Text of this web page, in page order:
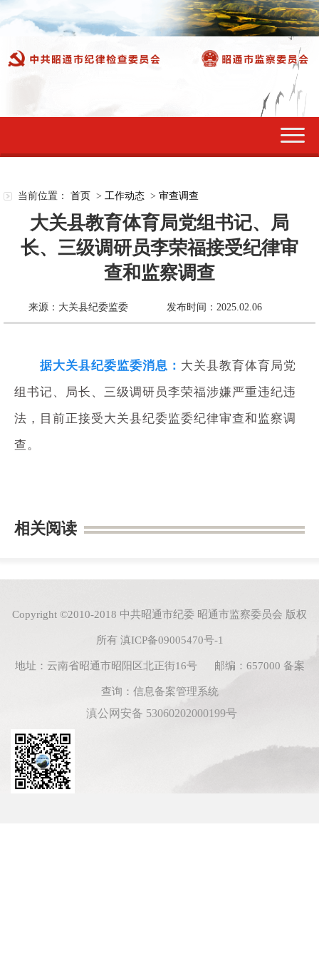
切
当前位置： 首页 > 工作动态 > 审查调查
大关县教育体育局党组书记、局
长、三级调研员李荣福接受纪律审
查和监察调查
来源：大关县纪委监委 发布时间：2025.02.06
据大关县纪委监委消息： 大关县教育体育局党
组书记、局长、三级调研员李荣福涉嫌严重违纪违
法，目前正接受大关县纪委监委纪律审查和监察调
查。
相关阅读
Copyright ©2010-2018 中共昭通市纪委 昭通市监察委员会 版权
所有 滇ICP备09005470号-1
地址：云南省昭通市昭阳区北正街16号 邮编：657000 备案
查询： 信息备案管理系统
滇公网安备 53060202000199号